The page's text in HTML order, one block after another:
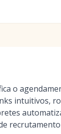
o
intuitivos,